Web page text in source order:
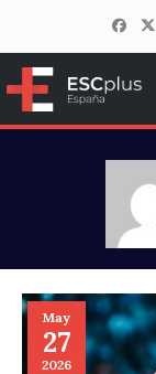
May
27
2026